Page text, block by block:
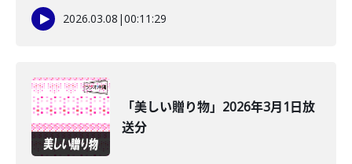
2026.03.08 |00:11:29
「美しい贈り物」2026年3月1日放
送分